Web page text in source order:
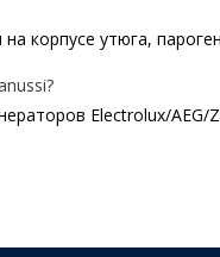
корпусе утюга,
Electrolux/AEG/